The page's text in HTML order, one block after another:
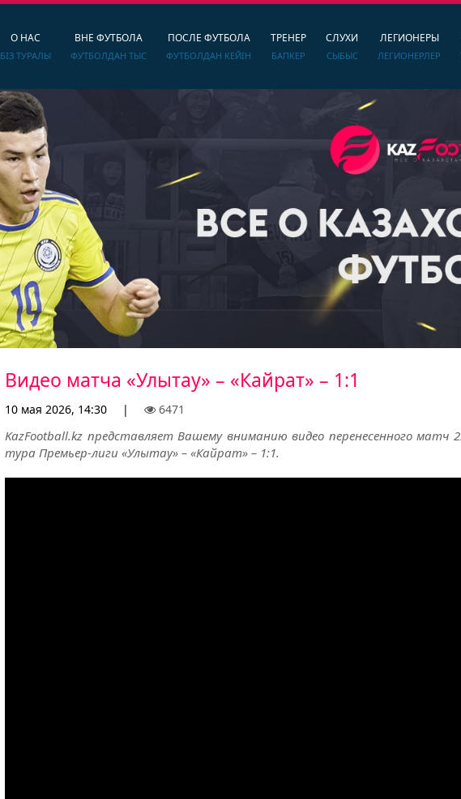
О НАС
БІЗ ТУРАЛЫ
ВНЕ ФУТБОЛА
ФУТБОЛДАН ТЫС
ПОСЛЕ ФУТБОЛА
ФУТБОЛДАН КЕЙІН
ТРЕНЕР
БАПКЕР
СЛУХИ
СЫБЫС
ЛЕГИОНЕРЫ
ЛЕГИОНЕРЛЕР
Видео матча «Улытау» – «Кайрат» – 1:1
10 мая 2026, 14:30 | 6471
KazFootball.kz представляет Вашему вниманию видео перенесенного матч
тура Премьер-лиги «Улытау» – «Кайрат» – 1:1.